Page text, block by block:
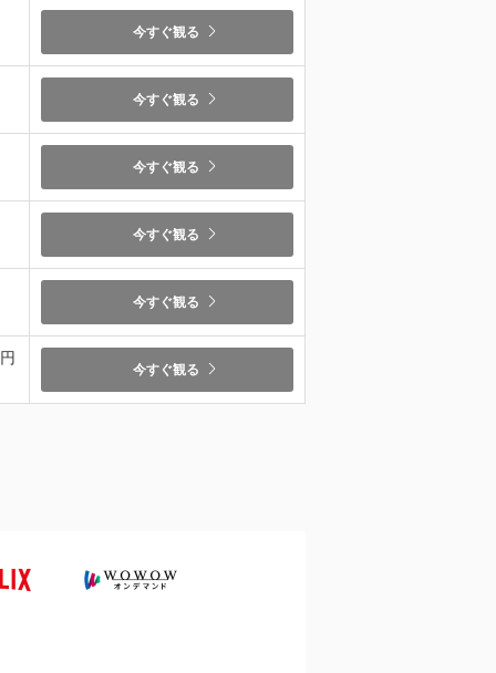
今すぐ観る
今すぐ観る
今すぐ観る
今すぐ観る
今すぐ観る
今すぐ観る